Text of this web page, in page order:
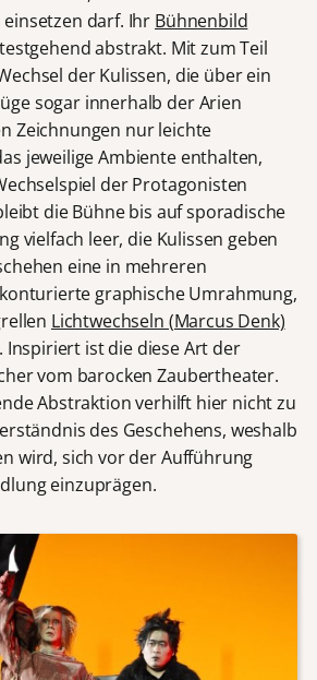
darf. Ihr Bühnenbild
abstrakt. Mit zum Teil
der Kulissen, die über ein
sogar innerhalb der Arien
Zeichnungen nur leichte
jeweilige Ambiente enthalten,
der Protagonisten
die Bühne bis auf sporadische
vielfach leer, die Kulissen geben
eine in mehreren
graphische Umrahmung,
Lichtwechseln (Marcus Denk)
ist die diese Art der
vom barocken Zaubertheater.
Abstraktion verhilft hier nicht zu
des Geschehens, weshalb
wird, sich vor der Aufführung
einzuprägen.